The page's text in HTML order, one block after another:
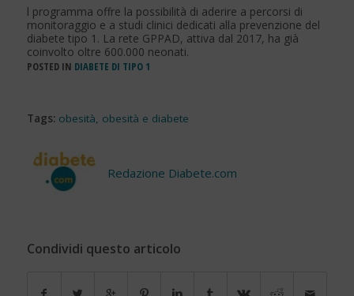
l programma offre la possibilità di aderire a percorsi di
monitoraggio e a studi clinici dedicati alla prevenzione del
diabete tipo 1. La rete GPPAD, attiva dal 2017, ha già
coinvolto oltre 600.000 neonati.
POSTED IN DIABETE DI TIPO 1
Tags: obesità obesità e diabete
Redazione Diabete.com
Condividi questo articolo